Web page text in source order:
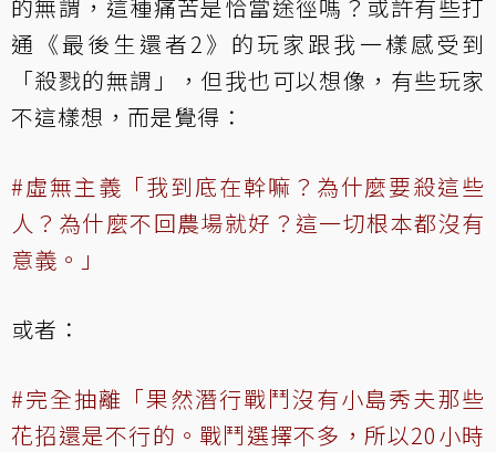
的無謂，這種痛苦是恰當途徑嗎？或許有些打
通《最後生還者2》的玩家跟我一樣感受到
「殺戮的無謂」，但我也可以想像，有些玩家
不這樣想，而是覺得：
#虛無主義「我到底在幹嘛？為什麼要殺這些
人？為什麼不回農場就好？這一切根本都沒有
意義。」
或者：
#完全抽離「果然潛行戰鬥沒有小島秀夫那些
花招還是不行的。戰鬥選擇不多，所以20小時